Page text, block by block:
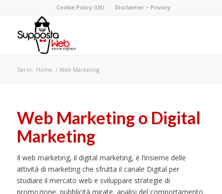
Cookie Policy (UE) Disclaimer – Privacy
Sei in: Home / Web Marketing
Web Marketing o Digital
Marketing
Il web marketing, il digital marketing, è l’insieme delle
attività di marketing che sfrutta il canale Digital per
studiare il mercato web e sviluppare strategie di
promozione, pubblicità mirate, analisi del comportamento